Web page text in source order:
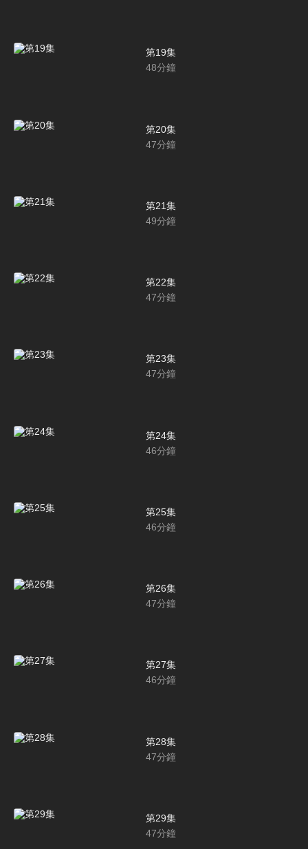
第19集
48分鐘
第20集
47分鐘
第21集
49分鐘
第22集
47分鐘
第23集
47分鐘
第24集
46分鐘
第25集
46分鐘
第26集
47分鐘
第27集
46分鐘
第28集
47分鐘
第29集
47分鐘